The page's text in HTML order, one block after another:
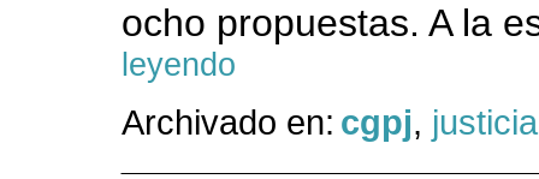
ocho propuestas. A la
leyendo
Archivado en: cgpj, justicia